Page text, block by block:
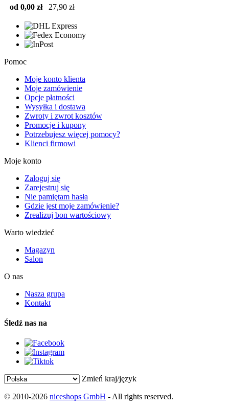
od 0,00 zł 27,90 zł
Pomoc
Moje konto klienta
Moje zamówienie
Opcje płatności
Wysyłka i dostawa
Zwroty i zwrot kosztów
Promocje i kupony
Potrzebujesz więcej pomocy?
Klienci firmowi
Moje konto
Zaloguj się
Zarejestruj się
Nie pamiętam hasła
Gdzie jest moje zamówienie?
Zrealizuj bon wartościowy
Warto wiedzieć
Magazyn
Salon
O nas
Nasza grupa
Kontakt
Śledź nas na
Zmień kraj/język
© 2010-2026 niceshops GmbH - All rights reserved.